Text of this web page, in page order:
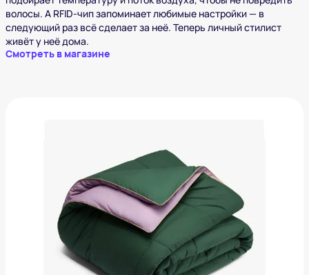
волосы. А RFID-чип запоминает любимые настройки — в
следующий раз всё сделает за неё. Теперь личный стилист
живёт у неё дома.
Смотреть в магазине
Одеяло Pragma Pulek
3 711 ₽
Добавить в вишлист